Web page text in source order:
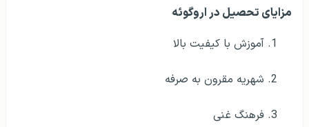
مزایای تحصیل در اروگوئه
آموزش با کیفیت بالا
شهریه مقرون به صرفه
فرهنگ غنی